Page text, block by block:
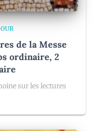
de la Messe
ordinaire, 2
sur les lectures